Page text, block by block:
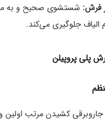
فرش: شستشوی صحیح و به
الیاف جلوگیری می‌کند.
پلی پروپیلن
جاروبرقی کشیدن مرتب اولین